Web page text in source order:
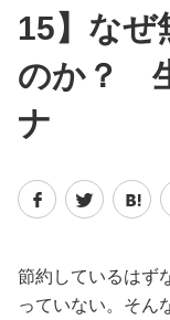
特集記事
DRESS
ファッシ
恋愛/結婚
15】なぜ
のか？
ナ
節約しているはず
っていない。そん